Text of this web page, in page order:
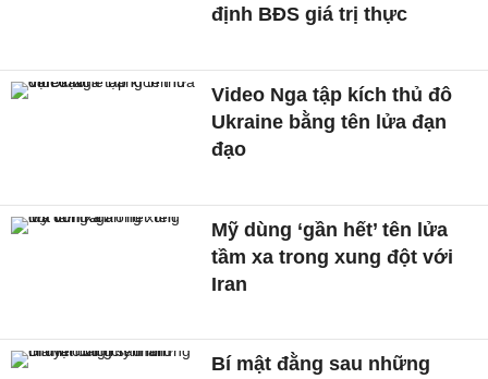
định BĐS giá trị thực
Video Nga tập kích thủ đô
Ukraine bằng tên lửa đạn
đạo
Mỹ dùng ‘gần hết’ tên lửa
tầm xa trong xung đột với
Iran
Bí mật đằng sau những